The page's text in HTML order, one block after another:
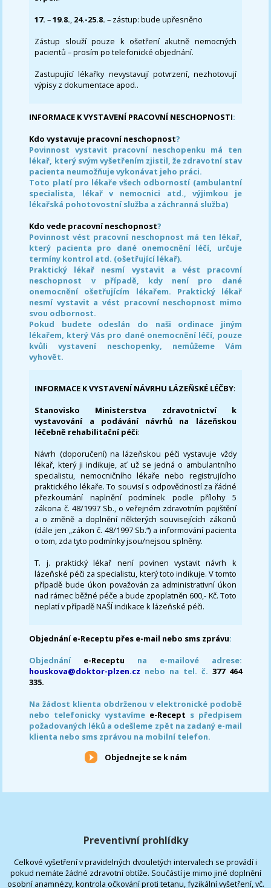
17. –19.8., 24.-25.8. – zástup: bude upřesněno
Zástup slouží pouze k ošetření akutně nemocných
pacientů – prosím po telefonické objednání.
Zastupující lékařky nevystavují potvrzení, nezhotovují
výpisy z dokumentace apod..
INFORMACE K VYSTAVENÍ PRACOVNÍ NESCHOPNOSTI:
Kdo vystavuje pracovní neschopnost?
Povinnost vystavit pracovní neschopenku má ten
lékař, který svým vyšetřením zjistil, že zdravotní stav
pacienta neumožňuje vykonávat jeho práci.
Toto platí pro lékaře všech odborností (ambulantní
specialista, lékař v nemocnici atd., výjimkou je
lékařská pohotovostní služba a záchranná služba)
Kdo vede pracovní neschopnost?
Povinnost vést pracovní neschopnost má ten lékař,
který pacienta pro dané onemocnění léčí, určuje
termíny kontrol atd. (ošetřující lékař).
Praktický lékař nesmí vystavit a vést pracovní
neschopnost v případě, kdy není pro dané
onemocnění ošetřujícím lékařem. Praktický lékař
nesmí vystavit a vést pracovní neschopnost mimo
svou odbornost.
Pokud budete odeslán do naši ordinace jiným
lékařem, který Vás pro dané onemocnění léčí, pouze
kvůli vystavení neschopenky, nemůžeme Vám
vyhovět.
INFORMACE K VYSTAVENÍ NÁVRHU LÁZEŇSKÉ LÉČBY:
Stanovisko Ministerstva zdravotnictví k
vystavování a podávání návrhů na lázeňskou
léčebně rehabilitační péči:
Návrh (doporučení) na lázeňskou péči vystavuje vždy
lékař, který ji indikuje, ať už se jedná o ambulantního
specialistu, nemocničního lékaře nebo registrujícího
praktického lékaře. To souvisí s odpovědností za řádné
přezkoumání naplnění podmínek podle přílohy 5
zákona č. 48/1997 Sb., o veřejném zdravotním pojištění
a o změně a doplnění některých souvisejících zákonů
(dále jen „zákon č. 48/1997 Sb.“) a informování pacienta
o tom, zda tyto podmínky jsou/nejsou splněny.
T. j. praktický lékař není povinen vystavit návrh k
lázeňské péči za specialistu, který toto indikuje. V tomto
případě bude úkon považován za administrativní úkon
nad rámec běžné péče a bude zpoplatněn 600,- Kč. Toto
neplatí v případě NAŠÍ indikace k lázeňské péči.
Objednání e-Receptu přes e-mail nebo sms zprávu:
Objednání e-Receptu na e-mailové adrese:
houskova@doktor-plzen.cz nebo na tel. č. 377 464
335.
Na žádost klienta obdrženou v elektronické podobě
nebo telefonicky vystavíme e-Recept s předpisem
požadovaných léků a odešleme zpět na zadaný e-mail
klienta nebo sms zprávou na mobilní telefon.
Objednejte se k nám
Preventivní prohlídky
Celkové vyšetření v pravidelných dvouletých intervalech se provádí i
pokud nemáte žádné zdravotní obtíže. Součástí je mimo jiné doplnění
osobní anamnézy, kontrola očkování proti tetanu, fyzikální vyšetření, vč.